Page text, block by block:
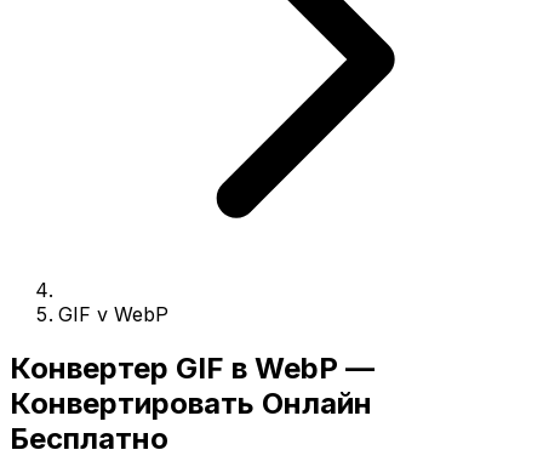
GIF v WebP
Конвертер GIF в WebP —
Конвертировать Онлайн
Бесплатно